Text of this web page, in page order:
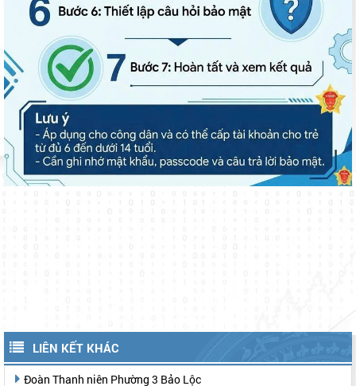
LIÊN KẾT KHÁC
Đoàn Thanh niên Phường 3 Bảo Lộc